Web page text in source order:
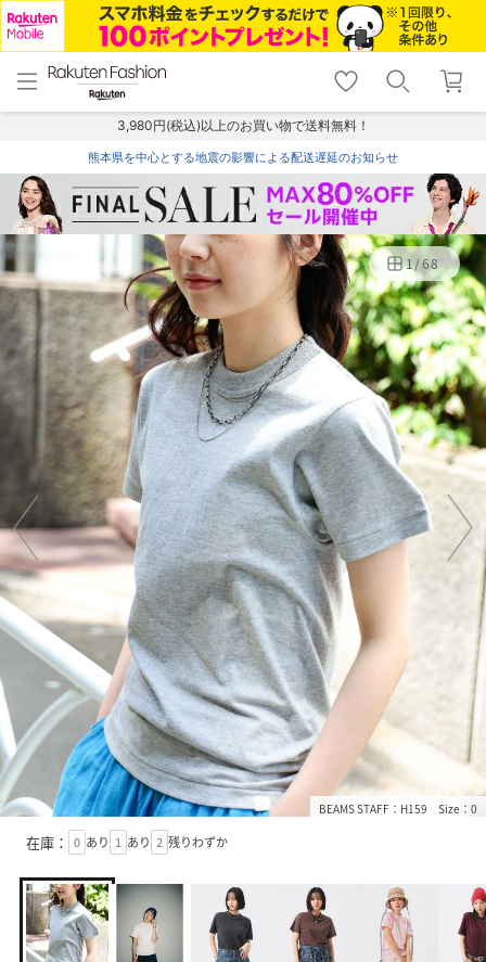
menu home
トップ
shopping_cart lock_outline
ログイン
3,980円(税込)以上のお買い物で送料無料！
熊本県を中心とする地震の影響による配送遅延のお知らせ
1/68
BEAMS STAFF：H159 Size：0
在庫： 0 あり 1 あり 2 残りわずか